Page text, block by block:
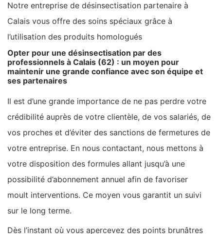
Notre entreprise de désinsectisation partenaire à
Calais vous offre des soins spéciaux grâce à
l’utilisation des produits homologués
Opter pour une désinsectisation par des
professionnels à Calais (62) : un moyen pour
maintenir une grande confiance avec son équipe et
ses partenaires
Il est d’une grande importance de ne pas perdre votre
crédibilité auprès de votre clientèle, de vos salariés, de
vos proches et d’éviter des sanctions de fermetures de
votre entreprise. En nous contactant, nous mettons à
votre disposition des formules allant jusqu’à une
possibilité d’abonnement annuel afin de favoriser
moult interventions. Ce moyen vous garantit un suivi
sur le long terme.
Dès l’instant où vous apercevez des points brunâtres